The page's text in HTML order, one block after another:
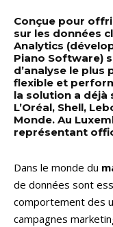
Conçue pour
sur les données
Analytics
Piano Software)
d’analyse le
flexible et
la solution a
L’Oréal, Shell,
Monde. Au
représentant
Dans le monde du
de données sont
comportement des
campagnes